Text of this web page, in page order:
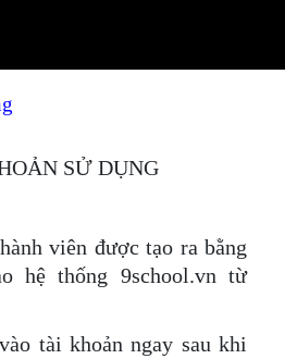
SỬ DỤNG
viên được tạo ra bằng
hệ thống 9school.vn từ
tài khoản ngay sau khi